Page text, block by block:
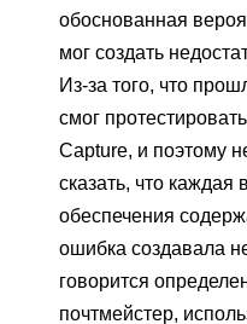
обоснованная
мог создать
Из-за того, что
смог
Capture, и поэтому
сказать, что каждая
обеспечения
ошибка создавала
говорится
почтмейстер,